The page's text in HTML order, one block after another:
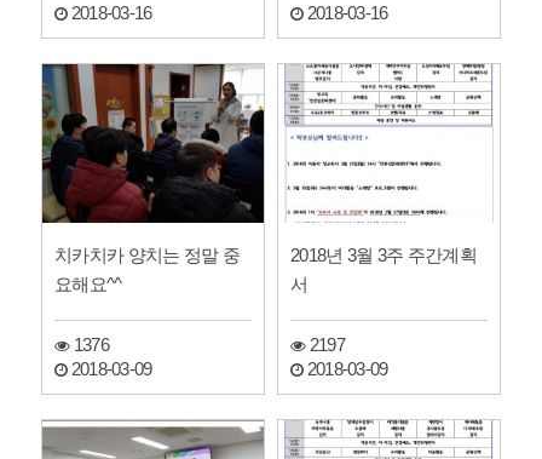
2018-03-16
2018-03-16
치카치카 양치는 정말 중
요해요^^
1376
2018-03-09
2018년 3월 3주 주간계획
서
2197
2018-03-09